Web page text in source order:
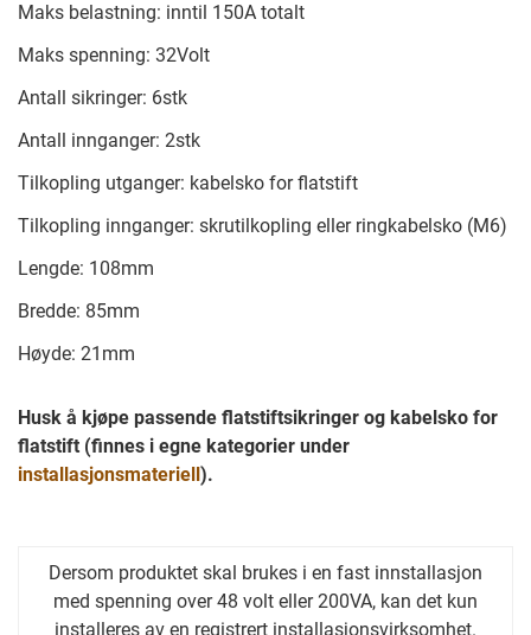
Maks belastning: inntil 150A totalt
Maks spenning: 32Volt
Antall sikringer: 6stk
Antall innganger: 2stk
Tilkopling utganger: kabelsko for flatstift
Tilkopling innganger: skrutilkopling eller ringkabelsko (M6)
Lengde: 108mm
Bredde: 85mm
Høyde: 21mm
Husk å kjøpe passende flatstiftsikringer og kabelsko for
flatstift (finnes i egne kategorier under
installasjonsmateriell).
Dersom produktet skal brukes i en fast innstallasjon
med spenning over 48 volt eller 200VA, kan det kun
installeres av en registrert installasjonsvirksomhet.